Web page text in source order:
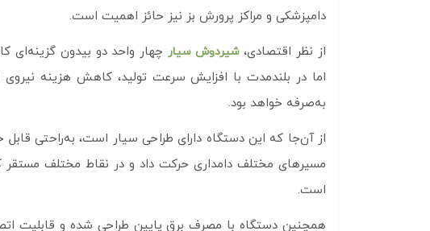
دامپزشکی و مراکز پرورش بز نیز حائز اهمیت است.
از نظر اقتصادی،شیردوش سیار چهار واحد دو بیدون گزینه‌ای
اما در بلندمدت با افزایش سرعت تولید، کاهش هزینه
به‌صرفه خواهد بود.
از آن‌جا که این دستگاه دارای طراحی سیار است، به‌راحتی
مسیرهای مختلف دامداری حرکت داد و در نقاط مختلف مستقر
است.
همچنین دستگاه با مصرف برق پایین طراحی شده و قابلیت